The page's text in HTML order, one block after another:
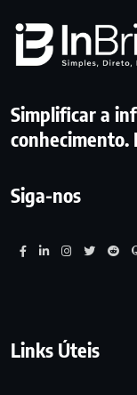
Simplificar a
conhecimento.
Siga-nos
Links Úteis